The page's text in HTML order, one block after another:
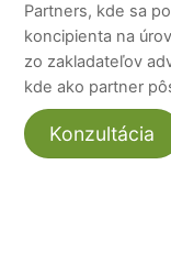
Partners, kde sa
koncipienta na
zo zakladateľov
kde ako partner
Konzultácia